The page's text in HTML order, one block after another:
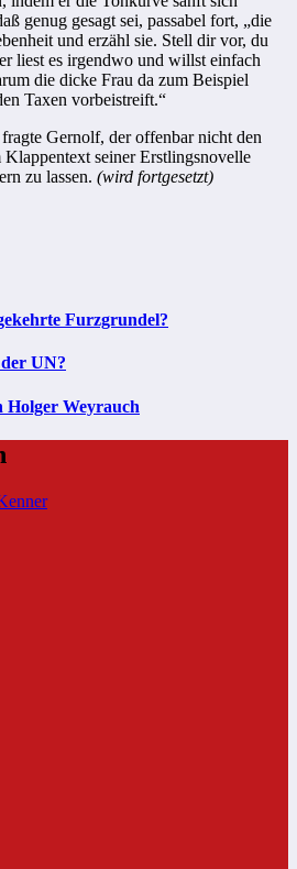
genug gesagt sei, passabel fort, „die
und erzähl sie. Stell dir vor, du
liest es irgendwo und willst einfach
die di­cke Frau da zum Beispiel
Taxen vorbei­streift.“
Gernolf, der offenbar nicht den
seiner Erstlingsnovelle
zu lassen. (wird fortgesetzt)
Furzgrundel?
UN?
Holger Weyrauch